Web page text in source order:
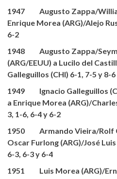
1947 Augusto Zappa/
Enrique Morea (ARG)/Alejo
6-2
1948 Augusto Zappa/
(ARG/EEUU) a Lucilo del
Galleguillos (CHI) 6-1, 7-5 y 8-6
1949 Ignacio Galleguillos
a Enrique Morea (ARG)/
3, 1-6, 6-4 y 6-2
1950 Armando Vieira/Rolf
Oscar Furlong (ARG)/José
6-3, 6-3 y 6-4
1951 Luis Morea (ARG)/